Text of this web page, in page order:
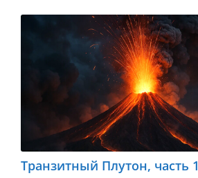
Транзитный Плутон, часть 1